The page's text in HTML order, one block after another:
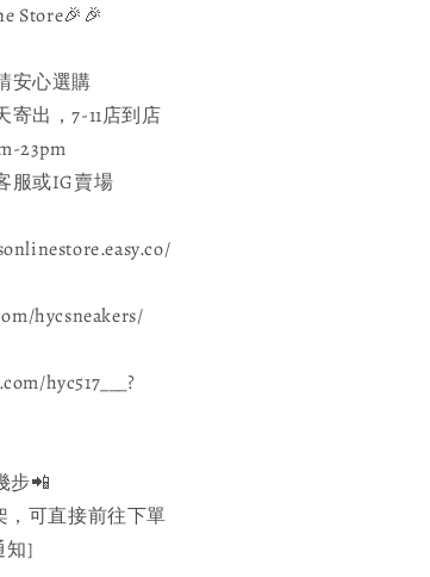
Store🎉🎉
安心選購
出，7-11店到店
23pm
服或IG賣場
hycsneakers/
hyc517___?
步📲
，可直接前往下單
知]